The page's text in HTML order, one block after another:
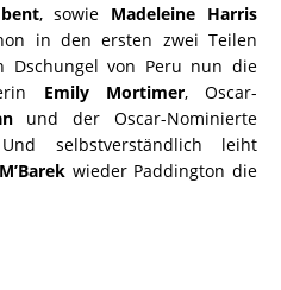
, sowie Madeleine Harris
in den ersten zwei Teilen
Dschungel von Peru nun die
Emily Mortimer, Oscar-
und der Oscar-Nominierte
selbstverständlich leiht
wieder Paddington die